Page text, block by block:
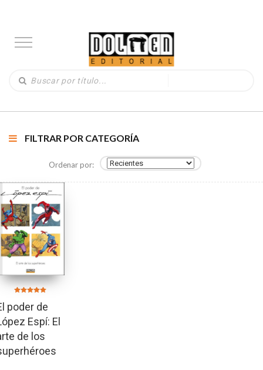
FILTRAR POR CATEGORÍA
Ordenar por:
5.00
de 5
poder de
Espí: El
de los